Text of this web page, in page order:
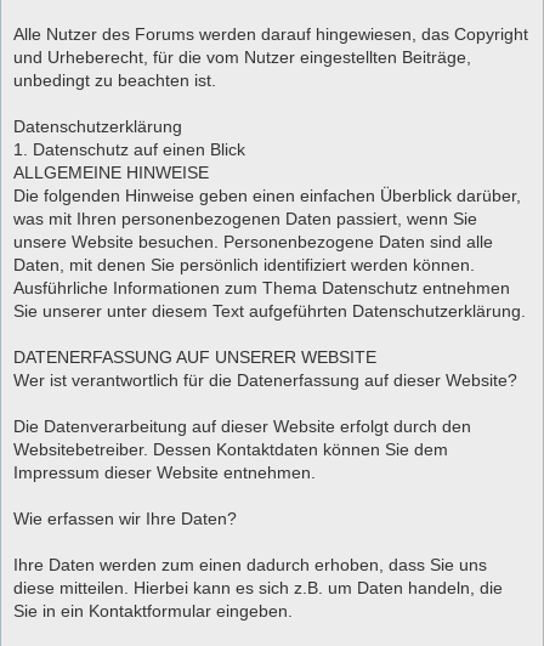
Alle Nutzer des Forums werden darauf hingewiesen, das Copyright
und Urheberecht, für die vom Nutzer eingestellten Beiträge,
unbedingt zu beachten ist.
Datenschutzerklärung
1. Datenschutz auf einen Blick
ALLGEMEINE HINWEISE
Die folgenden Hinweise geben einen einfachen Überblick darüber,
was mit Ihren personenbezogenen Daten passiert, wenn Sie
unsere Website besuchen. Personenbezogene Daten sind alle
Daten, mit denen Sie persönlich identifiziert werden können.
Ausführliche Informationen zum Thema Datenschutz entnehmen
Sie unserer unter diesem Text aufgeführten Datenschutzerklärung.
DATENERFASSUNG AUF UNSERER WEBSITE
Wer ist verantwortlich für die Datenerfassung auf dieser Website?
Die Datenverarbeitung auf dieser Website erfolgt durch den
Websitebetreiber. Dessen Kontaktdaten können Sie dem
Impressum dieser Website entnehmen.
Wie erfassen wir Ihre Daten?
Ihre Daten werden zum einen dadurch erhoben, dass Sie uns
diese mitteilen. Hierbei kann es sich z.B. um Daten handeln, die
Sie in ein Kontaktformular eingeben.